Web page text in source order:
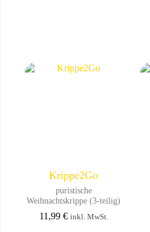
Krippe2Go
puristische
Weihnachtskrippe (3-teilig)
11,99 € inkl. MwSt.